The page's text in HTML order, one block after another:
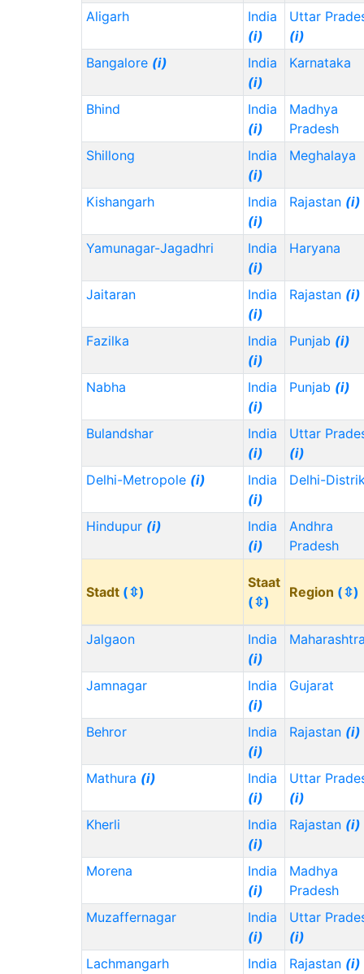
Aligarh
India
(i)
Uttar
(i)
Bangalore (i)
India
(i)
Karnataka
Bhind
India
(i)
Madhya
Pradesh
Shillong
India
(i)
Meghalaya
Kishangarh
India
(i)
Rajastan (i)
Yamunagar-Jagadhri
India
(i)
Haryana
Jaitaran
India
(i)
Rajastan (i)
Fazilka
India
(i)
Punjab (i)
Nabha
India
(i)
Punjab (i)
Bulandshar
India
(i)
Uttar
(i)
Delhi-Metropole (i)
India
(i)
Delhi-
Hindupur (i)
India
(i)
Andhra
Pradesh
Stadt (⇳)
Staat
(⇳)
Region (⇳)
Jalgaon
India
(i)
Jamnagar
India
(i)
Gujarat
Behror
India
(i)
Rajastan (i)
Mathura (i)
India
(i)
Uttar
(i)
Kherli
India
(i)
Rajastan (i)
Morena
India
(i)
Madhya
Pradesh
Muzaffernagar
India
(i)
Uttar
(i)
Lachmangarh
India
Rajastan (i)